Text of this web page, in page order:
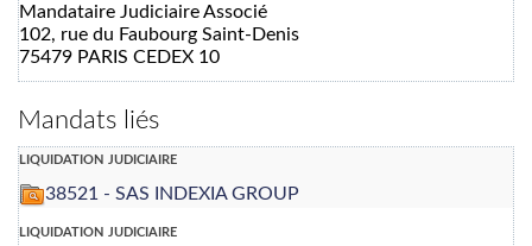
Mandataire Judiciaire Associé
102, rue du Faubourg Saint-Denis
75479 PARIS CEDEX 10
Mandats liés
liquidation judiciaire
38521 - SAS INDEXIA GROUP
liquidation judiciaire